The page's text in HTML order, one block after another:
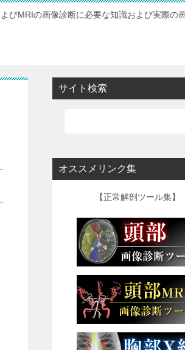
びMRIの画像診断に必要な知識および実際の
サイト検索
オススメリンク集
【正常解剖ツール集】